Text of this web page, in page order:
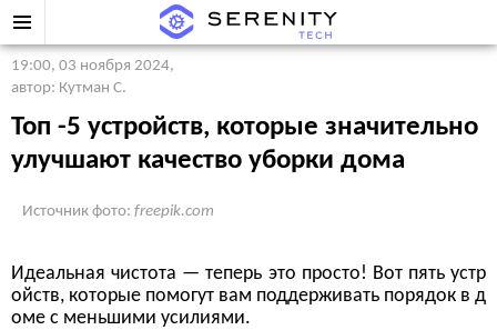
19:00, 03 ноября 2024,
автор: Кутман С.
Топ -5 устройств, которые значительно
улучшают качество уборки дома
Источник фото: freepik.com
Идеальная чистота — теперь это просто! Вот пять устр
ойств, которые помогут вам поддерживать порядок в д
оме с меньшими усилиями.